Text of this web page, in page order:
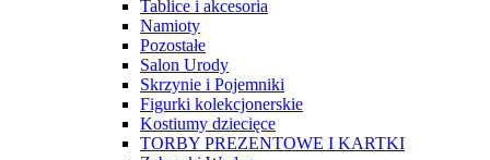
Tablice i akcesoria
Namioty
Pozostałe
Salon Urody
Skrzynie i Pojemniki
Figurki kolekcjonerskie
Kostiumy dziecięce
TORBY PREZENTOWE I KARTKI